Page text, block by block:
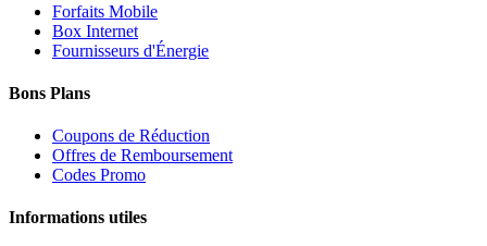
Forfaits Mobile
Box Internet
Fournisseurs d'Énergie
Bons Plans
Coupons de Réduction
Offres de Remboursement
Codes Promo
Informations utiles